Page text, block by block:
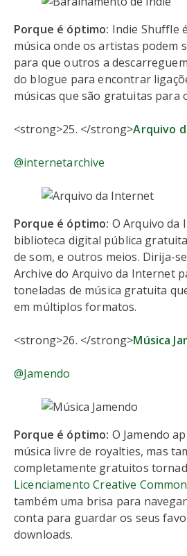
Porque é óptimo: Indie Shuffle
música onde os artistas podem
para que outros a
do blogue para encontrar
músicas que são gratuitas para
<strong>25. </strong>Arquivo
@internetarchive
Porque é óptimo: O Arquivo da
biblioteca digital pública
de som, e outros meios. Dirija-
Archive do Arquivo da Internet
toneladas de música gratuita
em múltiplos formatos.
<strong>26. </strong>Música
@Jamendo
Porque é óptimo: O Jamendo
música livre de royalties, mas
completamente gratuitos
Licenciamento Creative
também uma brisa para
conta para guardar os seus
downloads.